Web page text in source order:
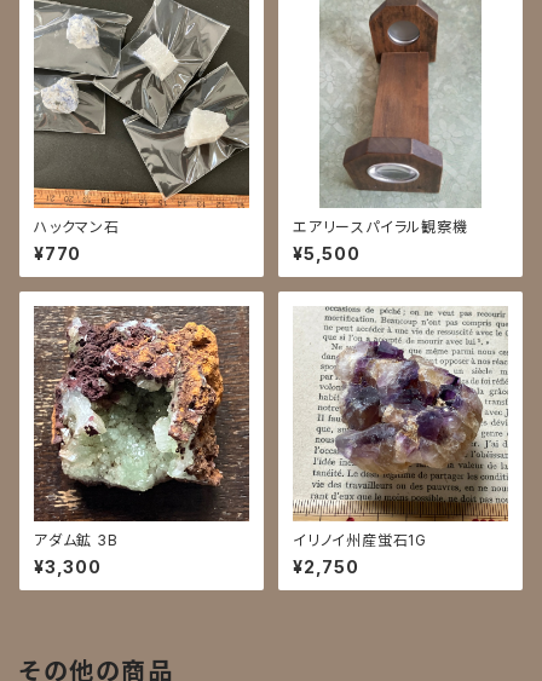
ハックマン石
¥770
エアリースパイラル観察機
¥5,500
アダム鉱 3B
¥3,300
イリノイ州産蛍石1G
¥2,750
その他の商品